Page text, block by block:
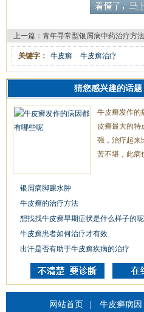
上一篇： 青年寻常型银屑病中药治疗方
关键字： 牛皮癣 牛皮癣治疗
猜您感兴趣的话题
牛皮癣发作的
皮癣最大的特
强，治疗起来
苦不堪，此病
银屑病脚踝水肿
牛皮癣的治疗方法
想找找牛皮癣早期症状是什么样子的呢
牛皮癣患者如何治疗才有效
出汗是否有助于牛皮癣疾病的治疗
网站首页 牛皮癣病因